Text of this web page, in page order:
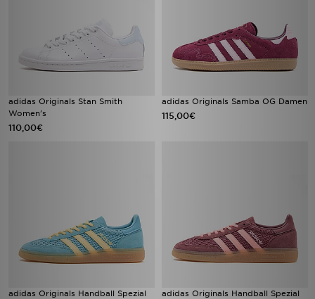
adidas Originals Stan Smith
Women's
110,00€
adidas Originals Samba OG Damen
115,00€
adidas Originals Handball Spezial
adidas Originals Handball Spezial